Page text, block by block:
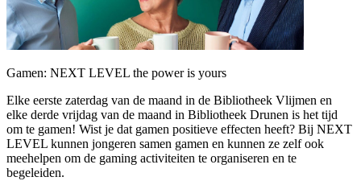
Gamen: NEXT LEVEL the power is yours
Elke eerste zaterdag van de maand in de Bibliotheek Vlijmen en
elke derde vrijdag van de maand in Bibliotheek Drunen is het tijd
om te gamen! Wist je dat gamen positieve effecten heeft? Bij NEXT
LEVEL kunnen jongeren samen gamen en kunnen ze zelf ook
meehelpen om de gaming activiteiten te organiseren en te
begeleiden.